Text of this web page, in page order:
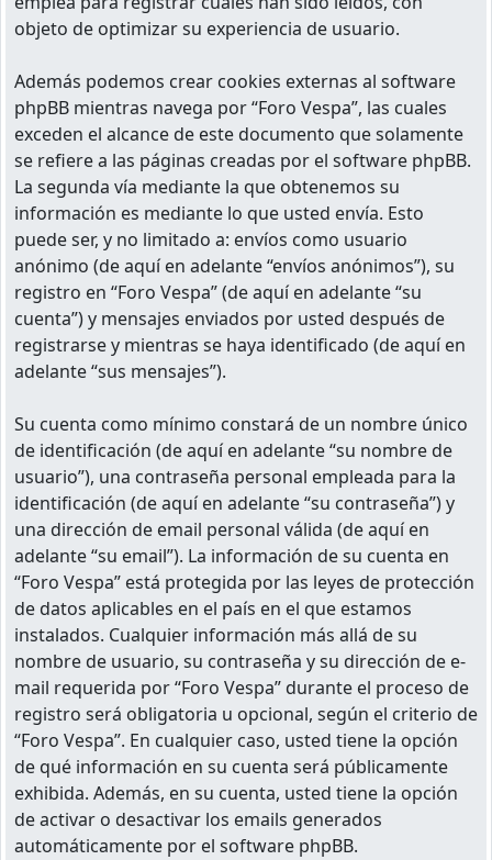
objeto de optimizar su experiencia de usuario.
Además podemos crear cookies externas al software
phpBB mientras navega por “Foro Vespa”, las cuales
exceden el alcance de este documento que solamente
se refiere a las páginas creadas por el software phpBB.
La segunda vía mediante la que obtenemos su
información es mediante lo que usted envía. Esto
puede ser, y no limitado a: envíos como usuario
anónimo (de aquí en adelante “envíos anónimos”), su
registro en “Foro Vespa” (de aquí en adelante “su
cuenta”) y mensajes enviados por usted después de
registrarse y mientras se haya identificado (de aquí en
adelante “sus mensajes”).
Su cuenta como mínimo constará de un nombre único
de identificación (de aquí en adelante “su nombre de
usuario”), una contraseña personal empleada para la
identificación (de aquí en adelante “su contraseña”) y
una dirección de email personal válida (de aquí en
adelante “su email”). La información de su cuenta en
“Foro Vespa” está protegida por las leyes de protección
de datos aplicables en el país en el que estamos
instalados. Cualquier información más allá de su
nombre de usuario, su contraseña y su dirección de e-
mail requerida por “Foro Vespa” durante el proceso de
registro será obligatoria u opcional, según el criterio de
“Foro Vespa”. En cualquier caso, usted tiene la opción
de qué información en su cuenta será públicamente
exhibida. Además, en su cuenta, usted tiene la opción
de activar o desactivar los emails generados
automáticamente por el software phpBB.